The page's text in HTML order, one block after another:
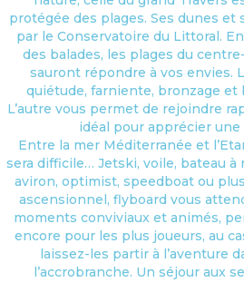
protégée des plages. Ses dunes et
par le Conservatoire du Littoral.
des balades, les plages du
sauront répondre à vos envies.
quiétude, farniente, bronzage et
L’autre vous permet de rejoindre
idéal pour apprécier une
Entre la mer Méditerranée et
sera difficile… Jetski, voile, bateau à
aviron, optimist, speedboat ou
ascensionnel, flyboard vous
moments conviviaux et animés,
encore pour les plus joueurs, au
laissez-les partir à l’aventure
l’accrobranche. Un séjour aux